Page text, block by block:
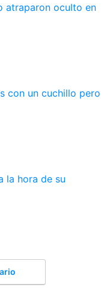
atraparon oculto en
con un cuchillo pero
la hora de su